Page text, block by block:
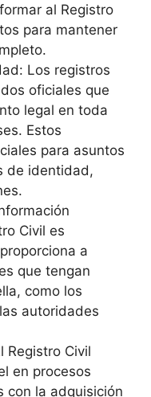
al Registro
para mantener
Los registros
oficiales que
legal en toda
Estos
para asuntos
de identidad,
Civil es
a
que tengan
como los
autoridades
Registro Civil
en procesos
con la adquisición